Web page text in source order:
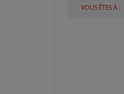
VOUS ÊTES À :